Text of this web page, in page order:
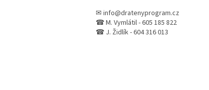
✉ info@dratenyprogram.cz
☎ M. Vymlátil - 605 185 822
☎ J. Židlík - 604 316 013